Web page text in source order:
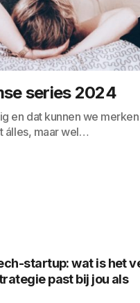
series 2024
en dat kunnen we
álles, maar wel…
startup: wat is het
past bij jou als